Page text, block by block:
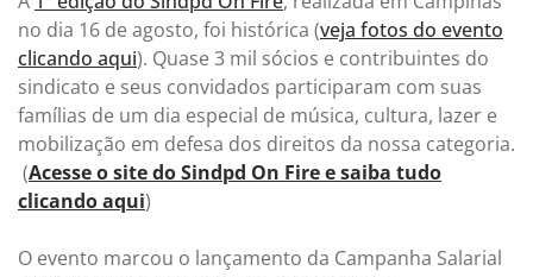
no dia 16 de agosto, foi histórica (veja fotos do evento
clicando aqui). Quase 3 mil sócios e contribuintes do
sindicato e seus convidados participaram com suas
famílias de um dia especial de música, cultura, lazer e
mobilização em defesa dos direitos da nossa categoria.
(Acesse o site do Sindpd On Fire e saiba tudo
clicando aqui)
O evento marcou o lançamento da Campanha Salarial